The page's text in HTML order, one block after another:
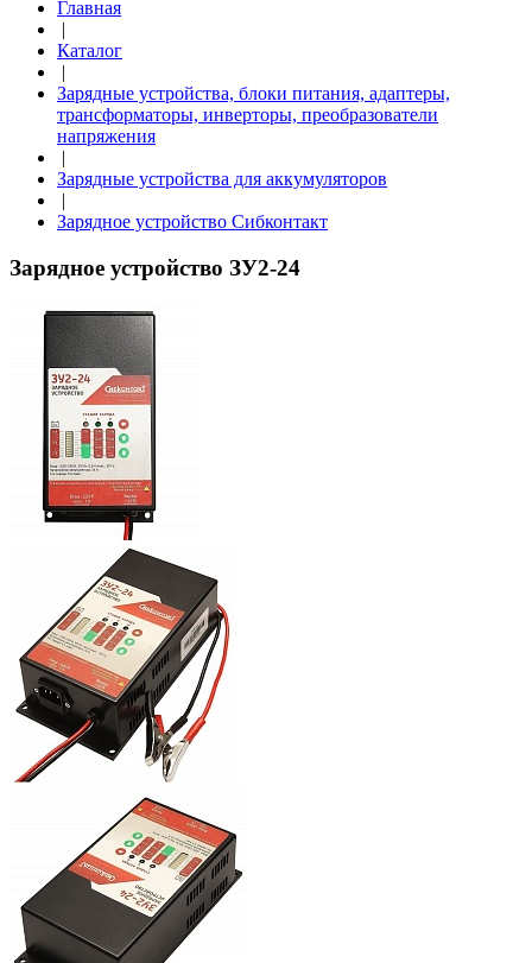
Главная
|
Каталог
|
Зарядные устройства, блоки питания, адаптеры,
трансформаторы, инверторы, преобразователи
напряжения
|
Зарядные устройства для аккумуляторов
|
Зарядное устройство Сибконтакт
Зарядное устройство ЗУ2-24